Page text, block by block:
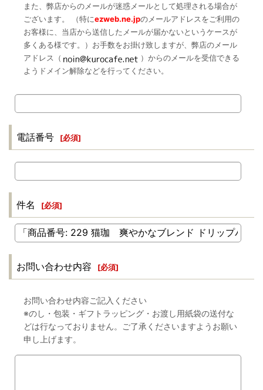
また、弊店からのメールが迷惑メールとして処理される場合が
ございます。 （特にezweb.ne.jpのメールアドレスをご利用の
お客様に、当店から送信したメールが届かないというケースが
多くある様です。）お手数をお掛け致しますが、弊店のメール
アドレス（
）からのメールを受信できる
ようドメイン解除などを行ってください。
電話番号 [必須]
件名 [必須]
お問い合わせ内容 [必須]
お問い合わせ内容ご記入ください
※のし・包装・ギフトラッピング・お渡し用紙袋の送付な
どは行なっておりません。ご了承くださいますようお願い
申し上げます。